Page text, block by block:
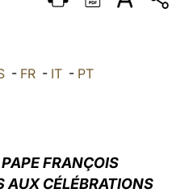
DEUTSCH
العربيّة - FR - IT - PT
FRANÇOIS
AUX CÉLÉBRATIONS